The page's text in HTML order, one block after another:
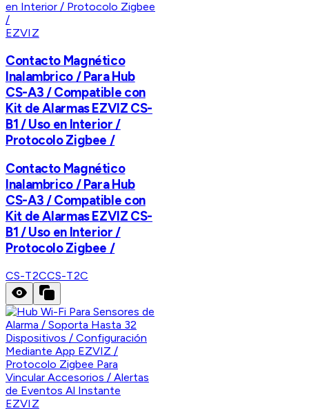
EZVIZ
Contacto Magnético
Inalambrico / Para Hub
CS-A3 / Compatible con
Kit de Alarmas EZVIZ CS-
B1 / Uso en Interior /
Protocolo Zigbee /
Contacto Magnético
Inalambrico / Para Hub
CS-A3 / Compatible con
Kit de Alarmas EZVIZ CS-
B1 / Uso en Interior /
Protocolo Zigbee /
CS-T2CCS-T2C
EZVIZ